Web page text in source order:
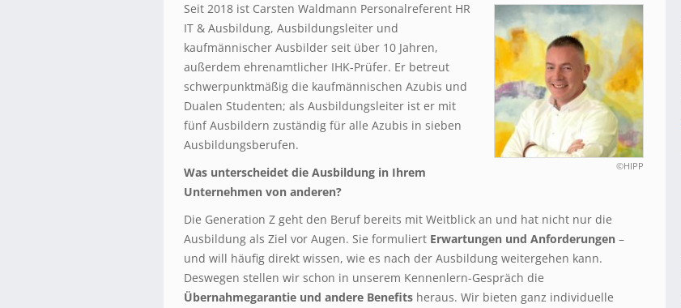
©HIPP
Seit 2018 ist Carsten Waldmann Personalreferent HR
IT & Ausbildung, Ausbildungsleiter und
kaufmännischer Ausbilder seit über 10 Jahren,
außerdem ehrenamtlicher IHK-Prüfer. Er betreut
schwerpunktmäßig die kaufmännischen Azubis und
Dualen Studenten; als Ausbildungsleiter ist er mit
fünf Ausbildern zuständig für alle Azubis in sieben
Ausbildungsberufen.
Was unterscheidet die Ausbildung in Ihrem
Unternehmen von anderen?
Die Generation Z geht den Beruf bereits mit Weitblick an und hat nicht nur die
Ausbildung als Ziel vor Augen. Sie formuliert Erwartungen und Anforderungen –
und will häufig direkt wissen, wie es nach der Ausbildung weitergehen kann.
Deswegen stellen wir schon in unserem Kennenlern-Gespräch die
Übernahmegarantie und andere Benefits heraus. Wir bieten ganz individuelle